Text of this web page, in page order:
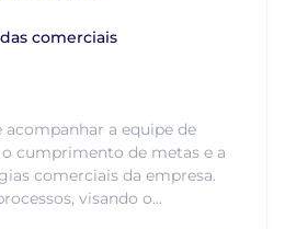
comerciais
acompanhar a equipe de
o cumprimento de metas e a
comerciais da empresa.
visando o...